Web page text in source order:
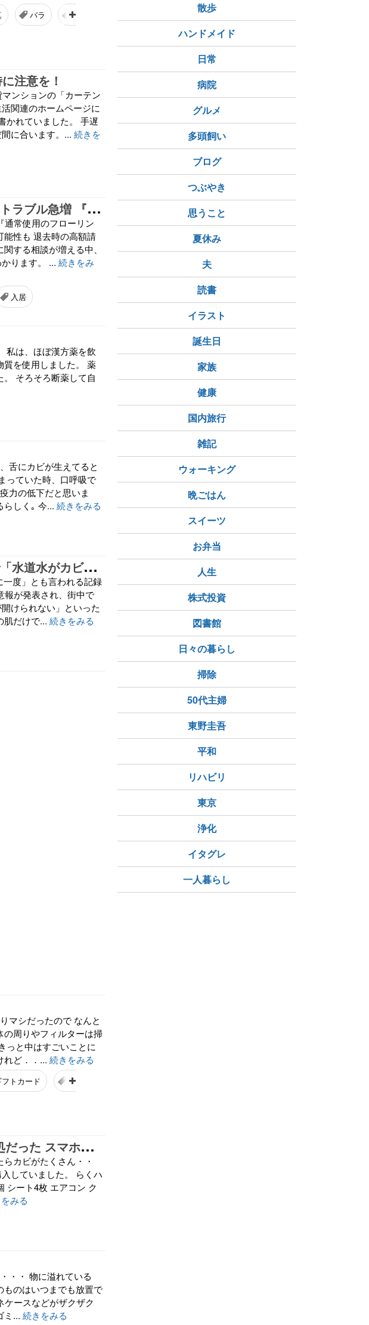
バラ パンジー
注意を！
ンションの「カーテン
関連のホームページに
かれていました。 手遅
に合います。... 続きを
退
去費用『52万円』請求…家賃値上げ…賃貸トラブル急増 『通常使用のフローリングの日焼け』は家主側 『結露によるカビ』は入居者負担の可能性も 退去時の高額請求から身を守る方法
常使用のフローリン
能性も 退去時の高額請
する相談が増える中、
ります。 ... 続きをみ
入居
私は、ほぼ漢方薬を飲
質を使用しました。 薬
そろそろ断薬して自
舌にカビが生えてると
っていた時、口呼吸で
力の低下だと思いま
らしく｡ 今... 続きをみる
【
84年ぶりの異常事態】水戸・ひたちなかで「水道水がカビ臭い」理由は？記録的少雨と渇水の真相を徹底解説
度」とも言われる記録
報が発表され、街中で
けられない」といった
肌だけで... 続きをみる
マシだったので なんと
周りやフィルターは掃
っと中はすごいことに
れど．．... 続きをみる
フトカード 日々の食事のこと
3
年選手のエアコンが思った以上にカビの住処だった スマホショルダーで腰痛予防
カビがたくさん・・
していました。 らくハ
シート4枚 エアコン ク
みる
・・ 物に溢れている
のはいつまでも放置で
ースなどがザクザク
ミ... 続きをみる
散歩
ハンドメイド
日常
病院
グルメ
多頭飼い
ブログ
つぶやき
思うこと
夏休み
夫
読書
イラスト
誕生日
家族
健康
国内旅行
雑記
ウォーキング
晩ごはん
スイーツ
お弁当
人生
株式投資
図書館
日々の暮らし
掃除
50代主婦
東野圭吾
平和
リハビリ
東京
浄化
イタグレ
一人暮らし